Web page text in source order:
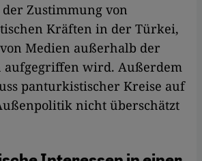
Zustimmung von
Kräften in der Türkei,
Medien außerhalb der
wird. Außerdem
panturkistischer Kreise auf
nicht überschätzt